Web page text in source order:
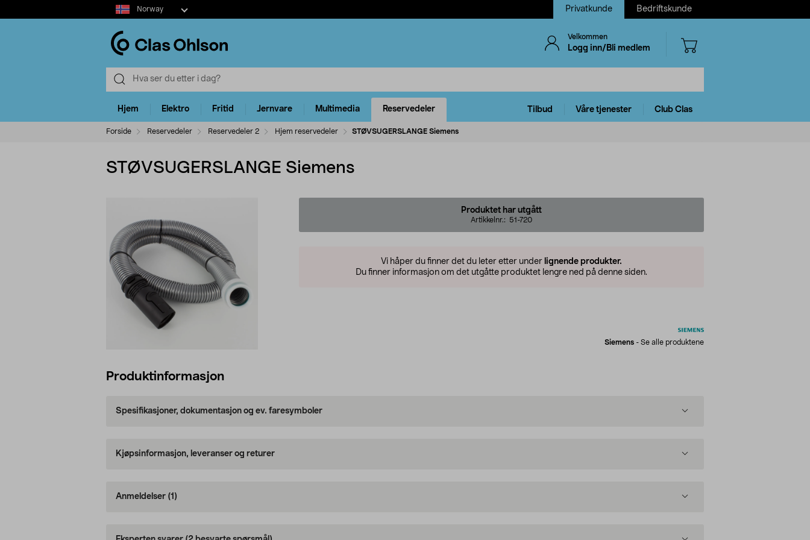
Select
market
Norway Privatkunde Bedriftskunde
Velkommen
Logg inn/Bli medlem
Hjem Elektro Fritid Jernvare Multimedia Reservedeler Tilbud Våre tjenester Club Clas
Forside Reservedeler Reservedeler 2 Hjem reservedeler STØVSUGERSLANGE Siemens
STØVSUGERSLANGE Siemens
Produktet har utgått
Artikkelnr.: 51-720
Vi håper du finner det du leter etter under lignende produkter.
Du finner informasjon om det utgåtte produktet lengre ned på denne siden.
Siemens - Se alle produktene
Produktinformasjon
Spesifikasjoner, dokumentasjon og ev. faresymboler
Kjøpsinformasjon, leveranser og returer
Anmeldelser (1)